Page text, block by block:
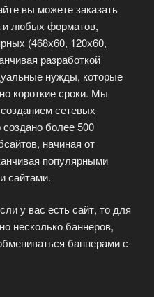
вы можете заказать
и любых форматов,
(468х60, 120х60,
разработкой
нужды, которые
короткие сроки. Мы
сетевых
более 500
начиная от
популярными
сайтами.
у вас есть сайт, то для
несколько баннеров,
баннерами с